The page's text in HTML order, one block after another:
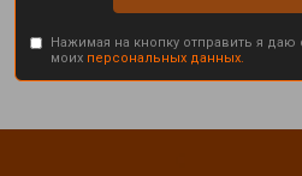
Нажимая на кнопку отправить я даю
моих персональных данных.